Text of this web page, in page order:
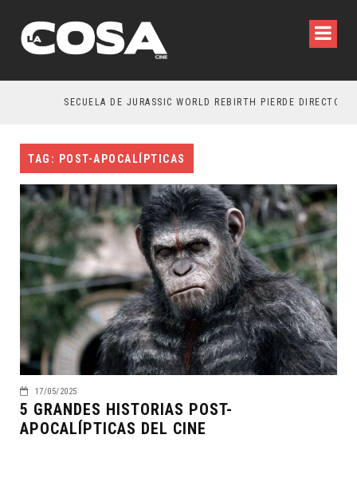
SECUELA DE JURASSIC WORLD REBIRTH PIERDE DIRECTOR
TAG: POST-APOCALÍPTICAS
17/05/2025
5 GRANDES HISTORIAS POST-
APOCALÍPTICAS DEL CINE